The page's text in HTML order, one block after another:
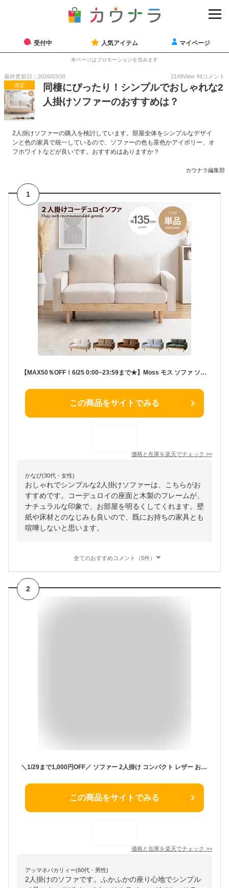
受付中 人気アイテム マイページ
本ページはプロモーションを含みます
最終更新日：2026/03/30 2149View 44コメント
決定
同棲にぴったり！シンプルでおしゃれな2
人掛けソファーのおすすめは？
2人掛けソファーの購入を検討しています。部屋全体をシンプルなデザイ
ンと色の家具で統一しているので、ソファーの色も茶色かアイボリー、オ
フホワイトなどが良いです。おすすめはありますか？
カウナラ編集部
1
【MAX50％OFF！6/25 0:00~23:59まで★】Moss モス ソファ ソファー 2人掛け 二人掛け 2人用 二人用 2P ふたりがけ ロー ロータイプ 低い フロアソファ ローソファ I字 脚付き コンパクト 幅135 天然木 コーデュロイ ファブリック イス
この商品をサイトでみる
価格と在庫を楽天でチェック >>
かなぴ(30代・女性)
おしゃれでシンプルな2人掛けソファーは、こちらがお
すすめです。コーデュロイの座面と木製のフレームが、
ナチュラルな印象で、お部屋を明るくしてくれます。壁
紙や床材とのなじみも良いので、既にお持ちの家具とも
喧嘩しないと思います。
全てのおすすめコメント（5件）
2
＼1/29まで1,000円OFF／ ソファー 2人掛け コンパクト レザー おしゃれ ソファ フロア 北欧 フロアソファー フロアソファー ローソファー ローソファー リクライニング ハイバック 二人掛け 1人掛け 一人掛け 韓国インテリア 韓国 合皮 ベロア 脚付ふかふかカウチソファ
この商品をサイトでみる
価格と在庫を楽天でチェック >>
アッマネバカリィー(60代・男性)
2人掛けのソファです。ふかふかの座り心地でシンプル